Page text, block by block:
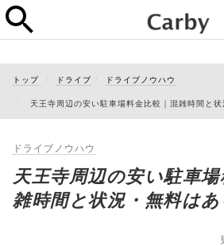
トップ ドライブ ドライブノウハウ
天王寺周辺の安い駐車場料金比較｜混雑時間と状
ドライブノウハウ
天王寺周辺の安い駐車
雑時間と状況・無料はあ